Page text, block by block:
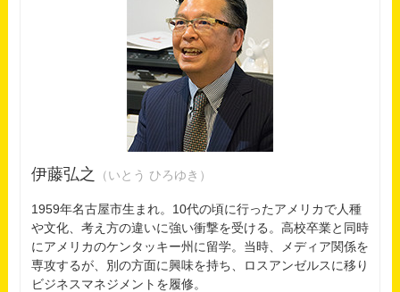
伊藤弘之 （いとう ひろゆき）
1959年名古屋市生まれ。10代の頃に行ったアメリカで人種
や文化、考え方の違いに強い衝撃を受ける。高校卒業と同時
にアメリカのケンタッキー州に留学。当時、メディア関係を
専攻するが、別の方面に興味を持ち、ロスアンゼルスに移り
ビジネスマネジメントを履修。